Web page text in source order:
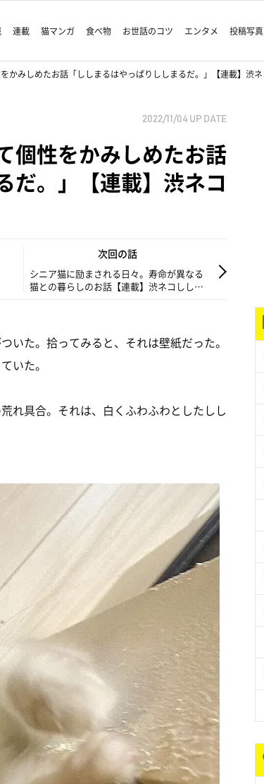
連載 猫マンガ 食べ物 お世話のコツ エンタメ 投稿写真
かみしめたお話「ししまるはやっぱりししまるだ。」【連載】渋
2022/11/04 UP DATE
個性をかみしめたお話
だ。」【連載】渋ネコ
次回の話
シニア猫に励まされる日々。寿命が異なる
猫との暮らしのお話【連載】渋ネコししま
た。拾ってみると、それは壁紙だった。
いた。
れ具合。それは、白くふわふわとしたしし